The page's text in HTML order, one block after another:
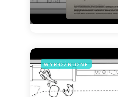
WYRÓŻNIONE